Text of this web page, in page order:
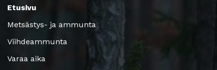
Etusivu
Metsästys- ja ammunta
Viihdeammunta
Varaa aika